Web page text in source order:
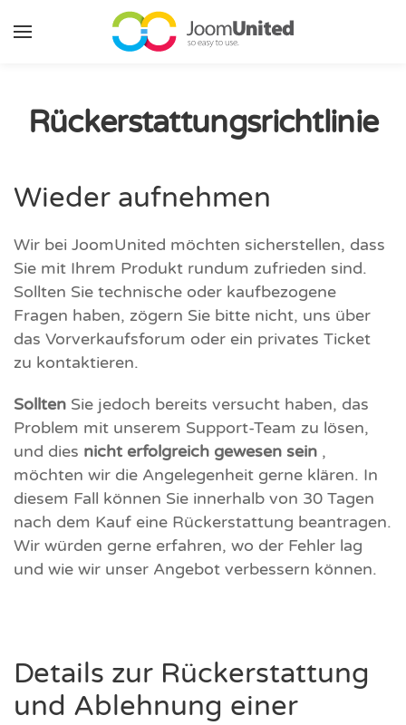
Zum Hauptinhalt springen
Rückerstattungsrichtlinie
Wieder aufnehmen
Wir bei JoomUnited möchten sicherstellen, dass
Sie mit Ihrem Produkt rundum zufrieden sind.
Sollten Sie technische oder kaufbezogene
Fragen haben, zögern Sie bitte nicht, uns über
das Vorverkaufsforum oder ein privates Ticket
zu kontaktieren.
Sollten Sie jedoch bereits versucht haben, das
Problem mit unserem Support-Team zu lösen,
und dies nicht erfolgreich gewesen sein ,
möchten wir die Angelegenheit gerne klären. In
diesem Fall können Sie innerhalb von 30 Tagen
nach dem Kauf eine Rückerstattung beantragen.
Wir würden gerne erfahren, wo der Fehler lag
und wie wir unser Angebot verbessern können.
Details zur Rückerstattung
und Ablehnung einer